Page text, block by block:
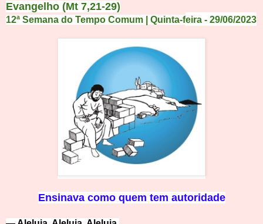
Evangelho (Mt 7,21-29)
12ª Semana do Tempo Comum | Quinta-feira - 29/06/2023
Ensinava como quem tem autoridade